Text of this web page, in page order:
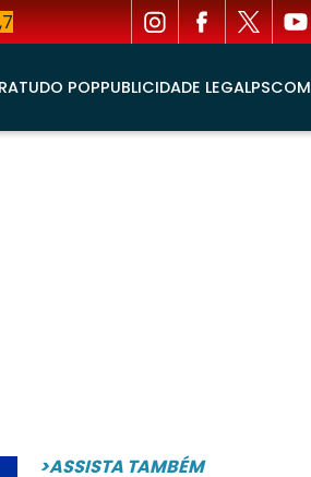
TUDO POPPUBLICIDADE LEGALPSCOM
>ASSISTA TAMBÉM